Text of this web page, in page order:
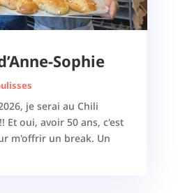
Sophie
je serai au Chili
oui, avoir 50 ans, c'est
m'offrir un break. Un